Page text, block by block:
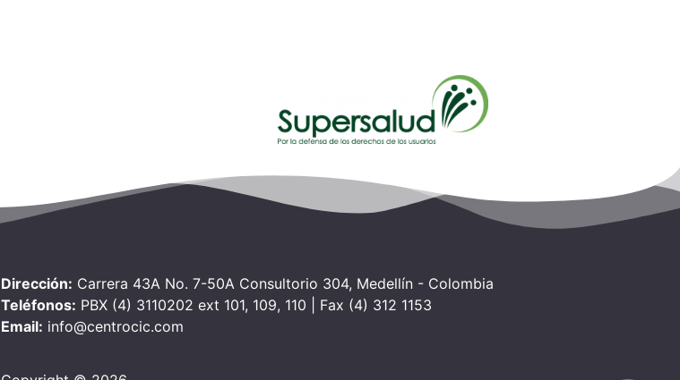
Dirección: Carrera 43A No. 7-50A Consultorio 304, Medellín - Colombia
Teléfonos: PBX (4) 3110202 ext 101, 109, 110 | Fax (4) 312 1153
Email: info@centrocic.com